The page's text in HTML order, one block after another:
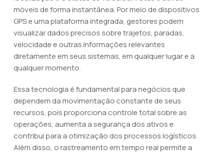
móveis de forma instantânea. Por meio de dispositivos
GPS e uma plataforma integrada, gestores podem
visualizar dados precisos sobre trajetos, paradas,
velocidade e outras informações relevantes
diretamente em seus sistemas, em qualquer lugar e a
qualquer momento.
Essa tecnologia é fundamental para negócios que
dependem da movimentação constante de seus
recursos, pois proporciona controle total sobre as
operações, aumenta a segurança dos ativos e
contribui para a otimização dos processos logísticos.
Além disso, o rastreamento em tempo real permite a